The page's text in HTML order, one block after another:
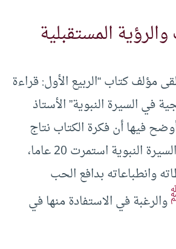
المستقبلية
مؤلف كتاب “الربيع الأول: قراءة
في السيرة النبوية” الأستاذ
فيها أن فكرة الكتاب نتاج
رحلة شخصية مع السيرة النبوية استمرت 20 عاما،
وانطباعاته بدافع الحب
والرغبة في الاستفادة منها في